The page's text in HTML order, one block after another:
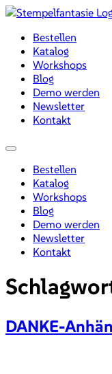
Zum
wechselnBestellen
Katalog
Workshops
Blog
Demo werden
Newsletter
Kontakt
Menü
Bestellen
Katalog
Workshops
Blog
Demo werden
Newsletter
Kontakt
DANKE-